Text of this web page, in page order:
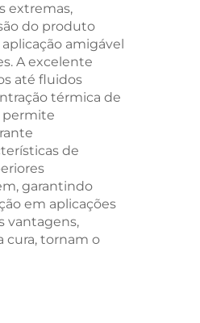
extremas,
do produto
amigável
A excelente
até fluidos
térmica de
permite
de
garantindo
em aplicações
vantagens,
cura, tornam o